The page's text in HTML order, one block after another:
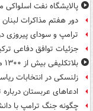
پالایشگاه نفت
دور هفتم مذاکرات
ترامپ و سودای پیروزی
جزئیات توافق دفاعی
بلاتکلیفی بیش از ۱۳۰۰ مهاجر خردسال در سئوتای اسپانیا
زلنسکی در انتخابات
ادعاهای عربستان
چگونه جنگ ترامپ با